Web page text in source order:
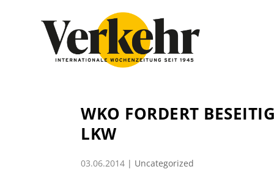
WKO FORDERT
LKW
03.06.2014 | Uncategorized